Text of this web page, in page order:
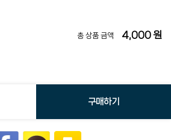
총 상품 금액 4,000원
구매하기